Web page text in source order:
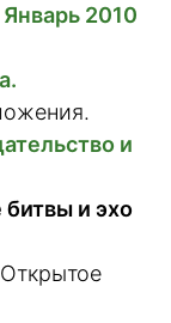
2010
и
и эхо